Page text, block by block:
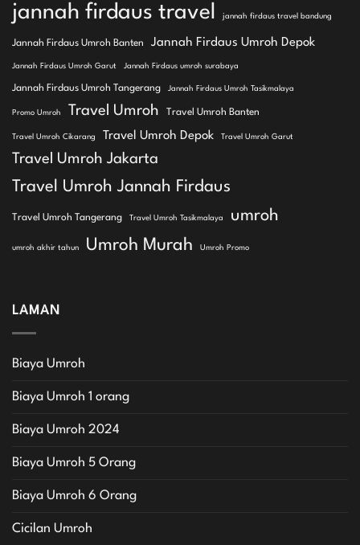
jannah firdaus travel jannah firdaus travel bandung
Jannah Firdaus Umroh Banten Jannah Firdaus Umroh Depok
Jannah Firdaus Umroh Garut Jannah Firdaus umroh surabaya
Jannah Firdaus Umroh Tangerang Jannah Firdaus Umroh Tasikmalaya
Promo Umroh Travel Umroh Travel Umroh Banten
Travel Umroh Cikarang Travel Umroh Depok Travel Umroh Garut
Travel Umroh Jakarta
Travel Umroh Jannah Firdaus
Travel Umroh Tangerang Travel Umroh Tasikmalaya umroh
umroh akhir tahun Umroh Murah Umroh Promo
LAMAN
Biaya Umroh
Biaya Umroh 1 orang
Biaya Umroh 2024
Biaya Umroh 5 Orang
Biaya Umroh 6 Orang
Cicilan Umroh